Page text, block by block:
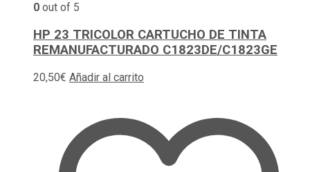
0 out of 5
HP 23 TRICOLOR CARTUCHO DE TINTA
REMANUFACTURADO C1823DE/C1823GE
20,50€ Añadir al carrito